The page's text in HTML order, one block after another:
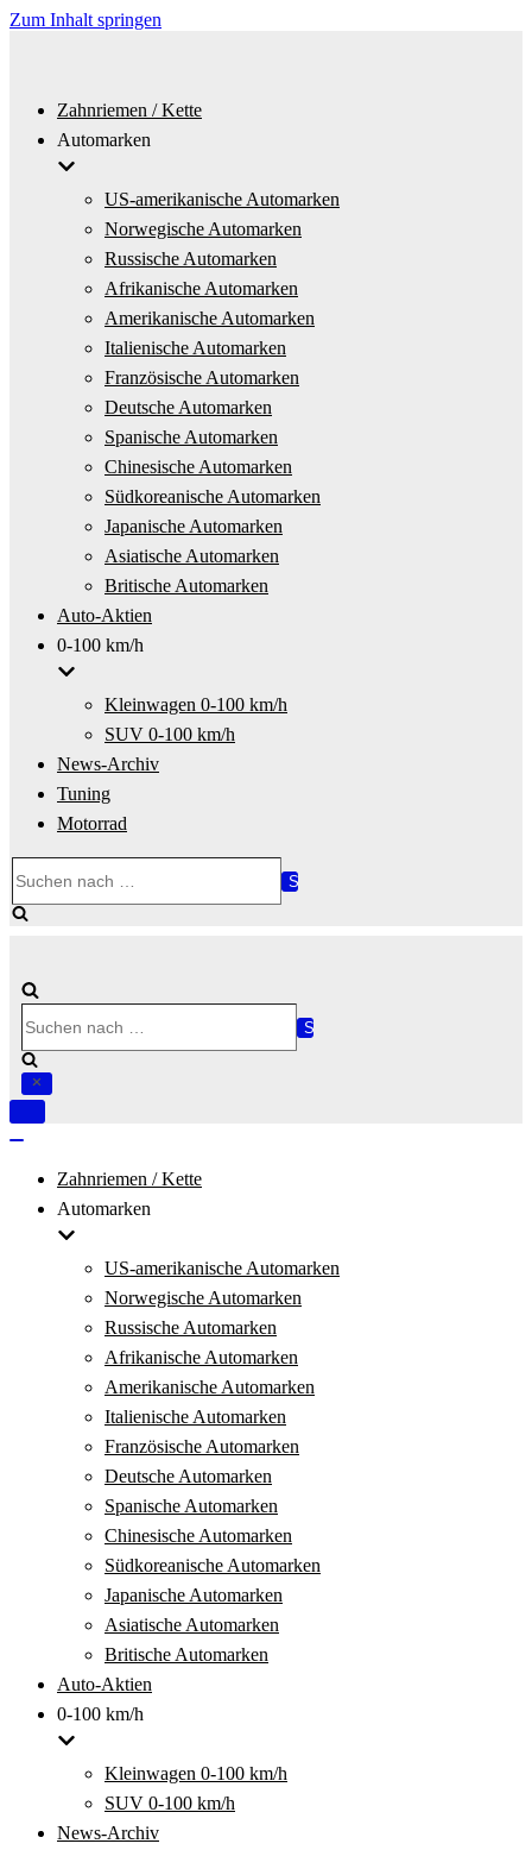
Zum Inhalt springen
Zahnriemen / Kette
Automarken
US-amerikanische Automarken
Norwegische Automarken
Russische Automarken
Afrikanische Automarken
Amerikanische Automarken
Italienische Automarken
Französische Automarken
Deutsche Automarken
Spanische Automarken
Chinesische Automarken
Südkoreanische Automarken
Japanische Automarken
Asiatische Automarken
Britische Automarken
Auto-Aktien
0-100 km/h
Kleinwagen 0-100 km/h
SUV 0-100 km/h
News-Archiv
Tuning
Motorrad
nach …
nach …
Navigation
Zahnriemen / Kette
Automarken
US-amerikanische Automarken
Norwegische Automarken
Russische Automarken
Afrikanische Automarken
Amerikanische Automarken
Italienische Automarken
Französische Automarken
Deutsche Automarken
Spanische Automarken
Chinesische Automarken
Südkoreanische Automarken
Japanische Automarken
Asiatische Automarken
Britische Automarken
Auto-Aktien
0-100 km/h
Kleinwagen 0-100 km/h
SUV 0-100 km/h
News-Archiv